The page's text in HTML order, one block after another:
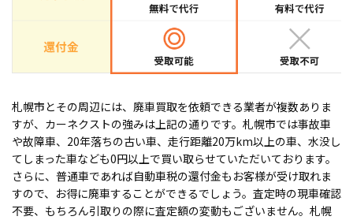
札幌市とその周辺には、廃車買取を依頼できる業者が複数ありま
すが、カーネクストの強みは上記の通りです。札幌市では事故車
や故障車、20年落ちの古い車、走行距離20万km以上の車、水没し
てしまった車なども0円以上で買い取らせていただいております。
さらに、普通車であれば自動車税の還付金もお客様が受け取れま
すので、お得に廃車することができるでしょう。査定時の現車確認
不要、もちろん引取りの際に査定額の変動もございません。札幌